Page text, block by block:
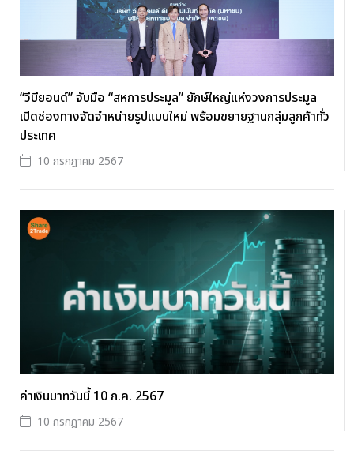
“วีบียอนด์” จับมือ “สหการประมูล” ยักษ์ใหญ่แห่งวงการประมูล
เปิดช่องทางจัดจำหน่ายรูปแบบใหม่ พร้อมขยายฐานกลุ่มลูกค้าทั่ว
ประเทศ
10 กรกฎาคม 2567
ค่าเงินบาทวันนี้ 10 ก.ค. 2567
10 กรกฎาคม 2567